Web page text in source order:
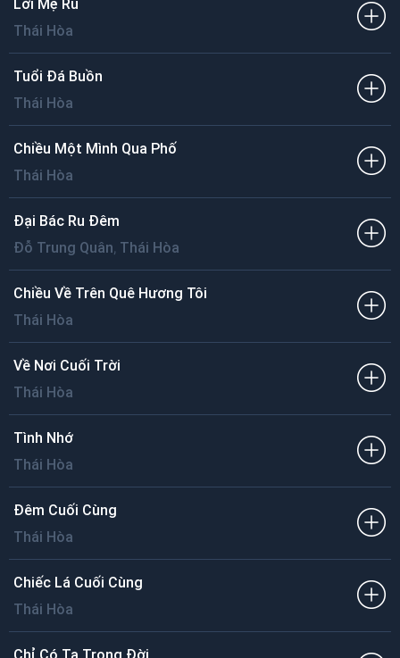
Lời Mẹ Ru
Thái Hòa
Tuổi Đá Buồn
Thái Hòa
Chiều Một Mình Qua Phố
Thái Hòa
Đại Bác Ru Đêm
Đỗ Trung Quân, Thái Hòa
Chiều Về Trên Quê Hương Tôi
Thái Hòa
Về Nơi Cuối Trời
Thái Hòa
Tình Nhớ
Thái Hòa
Đêm Cuối Cùng
Thái Hòa
Chiếc Lá Cuối Cùng
Thái Hòa
Chỉ Có Ta Trong Đời